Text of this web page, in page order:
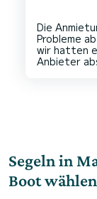
Die
Probleme
wir hatten
Segeln in
Boot